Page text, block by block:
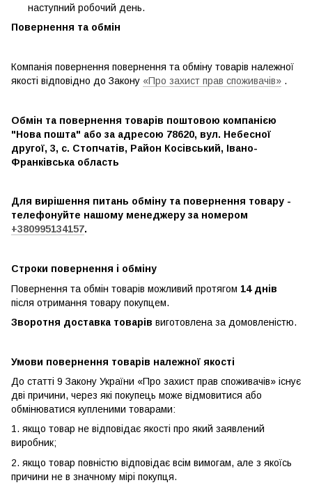
наступний робочий день.
Повернення та обмін
Компанія повернення повернення та обміну товарів належної
якості відповідно до Закону «Про захист прав споживачів» .
Обмін та повернення товарів поштовою компанією
"Нова пошта" або за адресою 78620, вул. Небесної
другої, 3, с. Стопчатів, Район Косівський, Івано-
Франківська область
Для вирішення питань обміну та повернення товару -
телефонуйте нашому менеджеру за номером
+380995134157.
Строки повернення і обміну
Повернення та обмін товарів можливий протягом 14 днів
після отримання товару покупцем.
Зворотня доставка товарів виготовлена ​​за домовленістю.
Умови повернення товарів належної якості
До статті 9 Закону України «Про захист прав споживачів» існує
дві причини, через які покупець може відмовитися або
обмінюватися купленими товарами:
1. якщо товар не відповідає якості про який заявлений
виробник;
2. якщо товар повністю відповідає всім вимогам, але з якоїсь
причини не в значному мірі покупця.